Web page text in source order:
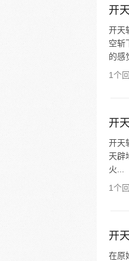
开
开天
空斩
的感
1个
开
开天
天辟
火...
1个
开
在原